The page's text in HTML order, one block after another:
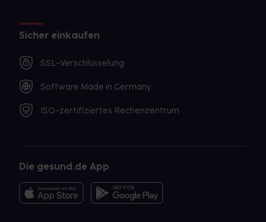
Sicher einkaufen
SSL-Verschlüsselung
Software Made in Germany
ISO-zertifiziertes Rechenzentrum
Die gesund.de App